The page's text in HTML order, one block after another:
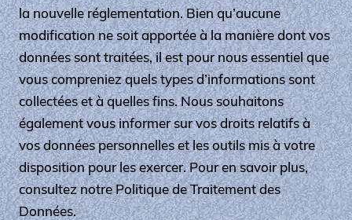
la nouvelle réglementation. Bien qu’aucune
modification ne soit apportée à la manière dont vos
données sont traitées, il est pour nous essentiel que
vous compreniez quels types d’informations sont
collectées et à quelles fins. Nous souhaitons
également vous informer sur vos droits relatifs à
vos données personnelles et les outils mis à votre
disposition pour les exercer. Pour en savoir plus,
consultez notre Politique de Traitement des
Données.